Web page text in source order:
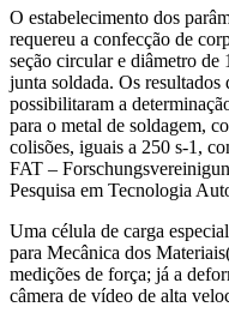
O estabelecimento dos
requereu a confecção de
seção circular e diâmetro de
junta soldada. Os resultados
possibilitaram a
para o metal de soldagem,
colisões, iguais a 250 s-1,
FAT –
Pesquisa em Tecnologia
Uma célula de carga
para Mecânica dos
medições de força; já a
câmera de vídeo de alta